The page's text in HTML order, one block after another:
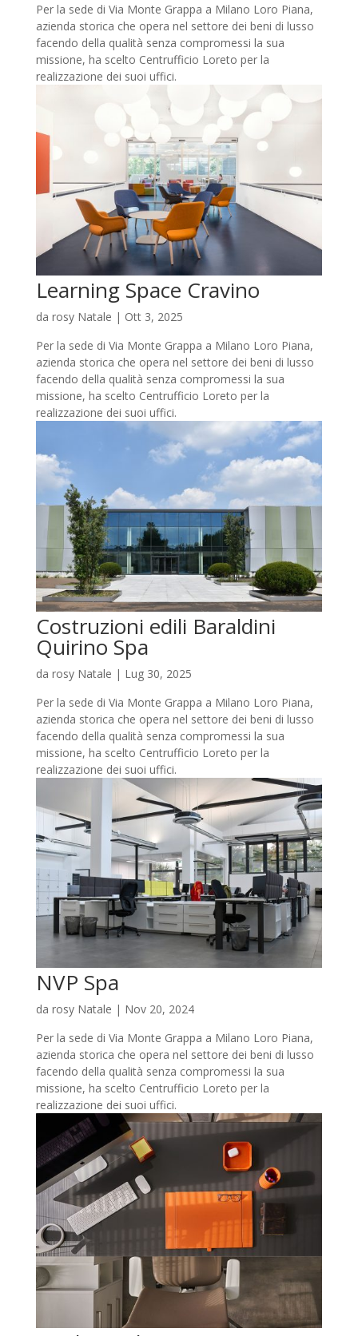
Per la sede di Via Monte Grappa a Milano Loro Piana,
azienda storica che opera nel settore dei beni di lusso
facendo della qualità senza compromessi la sua
missione, ha scelto Centrufficio Loreto per la
realizzazione dei suoi uffici.
Learning Space Cravino
da rosy Natale | Ott 3, 2025
Per la sede di Via Monte Grappa a Milano Loro Piana,
azienda storica che opera nel settore dei beni di lusso
facendo della qualità senza compromessi la sua
missione, ha scelto Centrufficio Loreto per la
realizzazione dei suoi uffici.
Costruzioni edili Baraldini
Quirino Spa
da rosy Natale | Lug 30, 2025
Per la sede di Via Monte Grappa a Milano Loro Piana,
azienda storica che opera nel settore dei beni di lusso
facendo della qualità senza compromessi la sua
missione, ha scelto Centrufficio Loreto per la
realizzazione dei suoi uffici.
NVP Spa
da rosy Natale | Nov 20, 2024
Per la sede di Via Monte Grappa a Milano Loro Piana,
azienda storica che opera nel settore dei beni di lusso
facendo della qualità senza compromessi la sua
missione, ha scelto Centrufficio Loreto per la
realizzazione dei suoi uffici.